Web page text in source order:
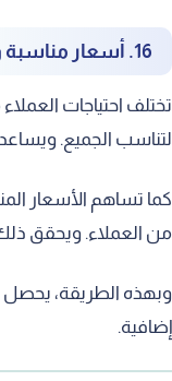
احتياجات العملاء
الجميع. ويساعد
تساهم الأسعار
ويحقق ذلك
الطريقة، يحصل